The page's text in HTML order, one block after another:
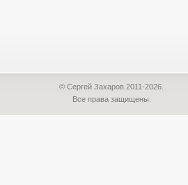
© Сергей Захаров.2011-2026.
Все права защищены.